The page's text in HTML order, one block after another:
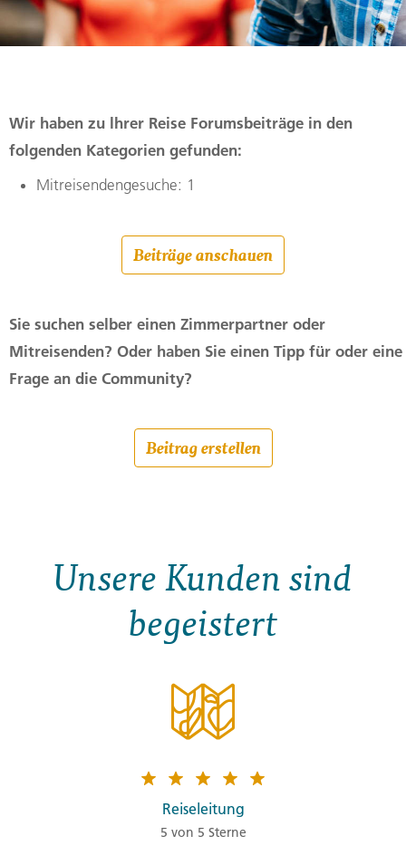
Wir haben zu lhrer Reise Forumsbeiträge in den
folgenden Kategorien gefunden:
Mitreisendengesuche: 1
Beiträge anschauen
Sie suchen selber einen Zimmerpartner oder
Mitreisenden? Oder haben Sie einen Tipp für oder eine
Frage an die Community?
Beitrag erstellen
Unsere Kunden sind
begeistert
Reiseleitung
5 von 5 Sterne